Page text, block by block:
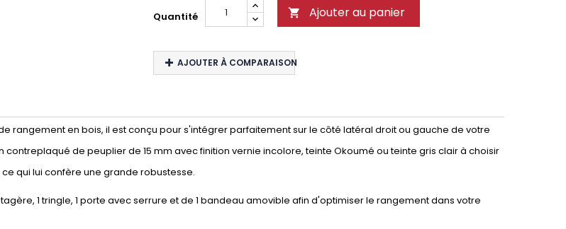
Quantité  Ajouter au panier
AJOUTER À COMPARAISON
rangement en bois, il est conçu pour s'intégrer parfaitement sur le côté latéral droit ou gauche de votre
contreplaqué de peuplier de 15 mm avec finition vernie incolore, teinte Okoumé ou teinte gris clair à choisir
qui lui confère une grande robustesse.
1 tringle, 1 porte avec serrure et de 1 bandeau amovible afin d'optimiser le rangement dans votre